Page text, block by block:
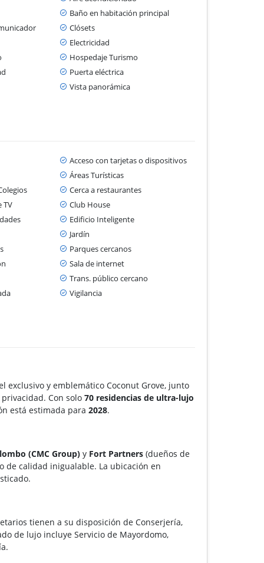
Baño en habitación principal
Clósets
Electricidad
Hospedaje Turismo
Puerta eléctrica
Vista panorámica
Acceso con tarjetas o dispositivos
Áreas Turísticas
Cerca a restaurantes
TV
Club House
Edificio Inteligente
Jardín
Parques cercanos
Sala de internet
Trans. público cercano
Vigilancia
exclusivo y emblemático Coconut Grove, junto
privacidad. Con solo70 residencias de ultra-lujo
está estimada para2028.
(CMC Group) y Fort Partners (dueños de
de calidad inigualable. La ubicación en
tienen a su disposición de Conserjería,
de lujo incluye Servicio de Mayordomo,